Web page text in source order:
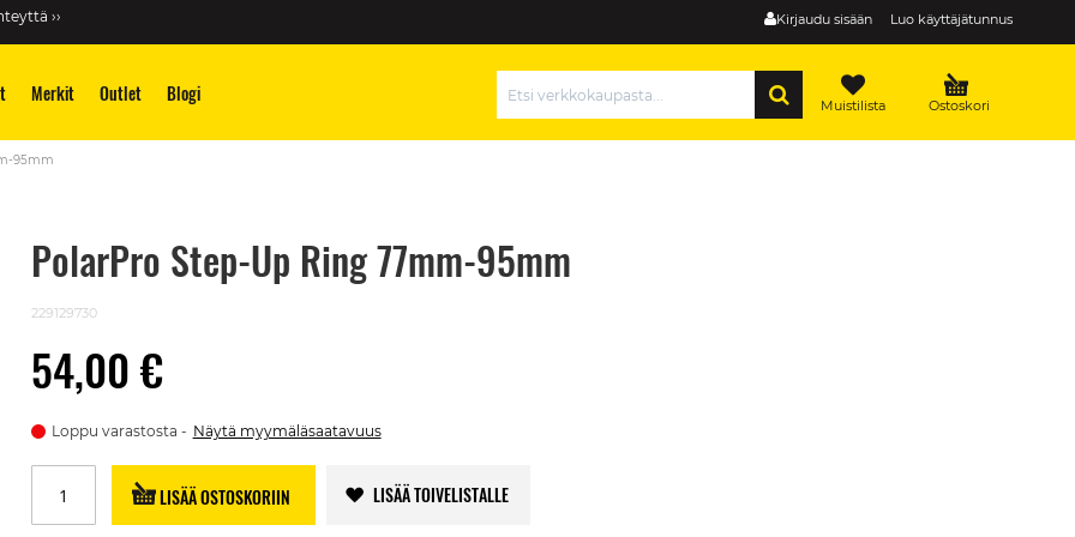
Kirjaudu sisään Luo käyttäjätunnus
››
Merkit Outlet Blogi Ostoskori
Muistilista
95mm
PolarPro Step-Up Ring 77mm-95mm
229129730
54,00 €
Loppu varastosta Näytä myymäläsaatavuus
LISÄÄ OSTOSKORIIN LISÄÄ TOIVELISTALLE